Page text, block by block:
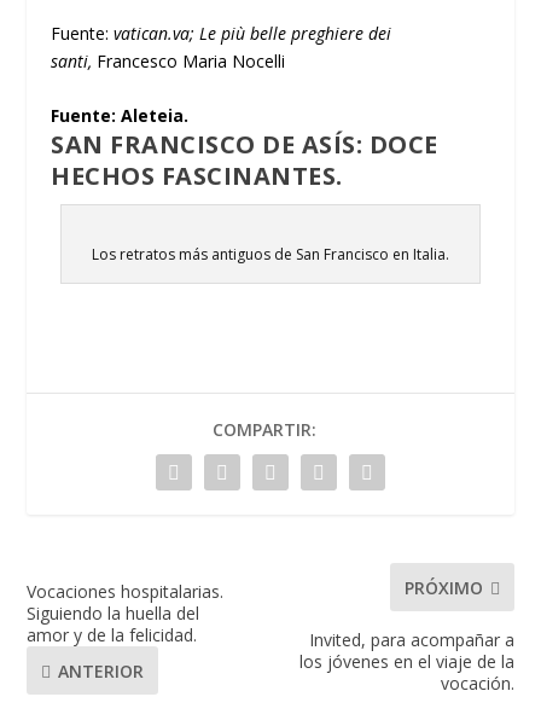
Fuente:vatican.va;Le più belle preghiere dei
santi, Francesco Maria Nocelli
Fuente:Aleteia.
SAN FRANCISCO DE ASÍS: DOCE
HECHOS FASCINANTES.
Los retratos más antiguos de San Francisco en Italia.
COMPARTIR:
Vocaciones hospitalarias.
Siguiendo la huella del
amor y de la felicidad.
ANTERIOR
PRÓXIMO
Invited, para acompañar a
los jóvenes en el viaje de la
vocación.